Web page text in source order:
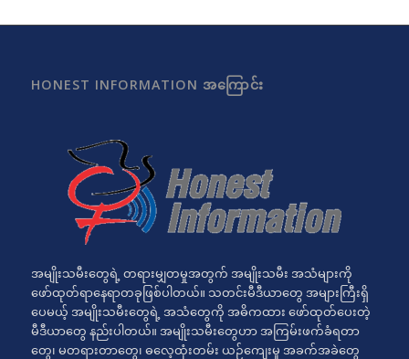
HONEST INFORMATION အကြောင်း
အမျိုးသမီးတွေရဲ့ တရားမျှတမှုအတွက် အမျိုးသမီး အသံများကို
ဖော်ထုတ်ရာနေရာတခုဖြစ်ပါတယ်။ သတင်းမီဒီယာတွေ အများကြီးရှိ
ပေမယ့် အမျိုးသမီးတွေရဲ့ အသံတွေကို အဓိကထား ဖော်ထုတ်ပေးတဲ့
မီဒီယာတွေ နည်းပါတယ်။ အမျိုးသမီးတွေဟာ အကြမ်းဖက်ခံရတာ
တွေ၊ မတရားတာတွေ၊ ဓလေ့ထုံးတမ်း ယဉ်ကျေးမှု အခက်အခဲတွေ